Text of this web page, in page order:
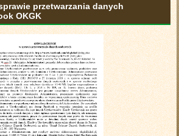
przetwarzania danych
OKGK